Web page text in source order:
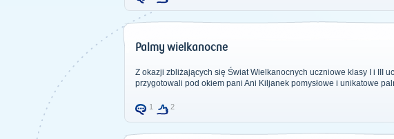
Palmy wielkanocne
Z okazji zbliżających się Świat Wielkanocnych uczniowe klasy I i III
przygotowali pod okiem pani Ani Kiljanek pomysłowe i unikatowe
1 2